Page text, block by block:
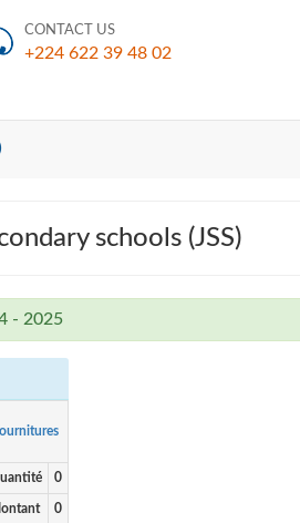
CONTACT US
+224 622 39 48 02
schools (JSS)
- 2025
0
0